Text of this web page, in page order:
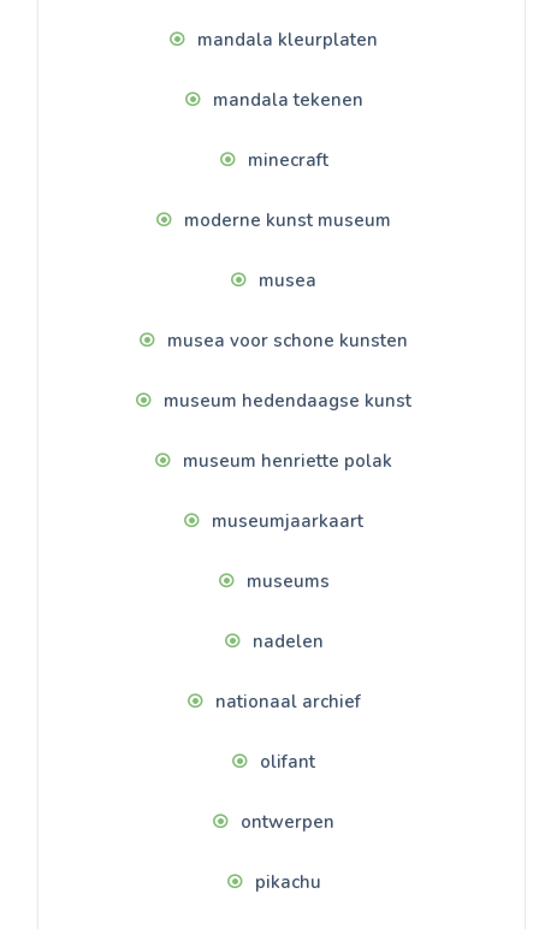
mandala kleurplaten
mandala tekenen
minecraft
moderne kunst museum
musea
musea voor schone kunsten
museum hedendaagse kunst
museum henriette polak
museumjaarkaart
museums
nadelen
nationaal archief
olifant
ontwerpen
pikachu